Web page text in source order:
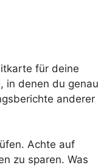
für deine
in denen du genau
anderer
Achte auf
zu sparen. Was